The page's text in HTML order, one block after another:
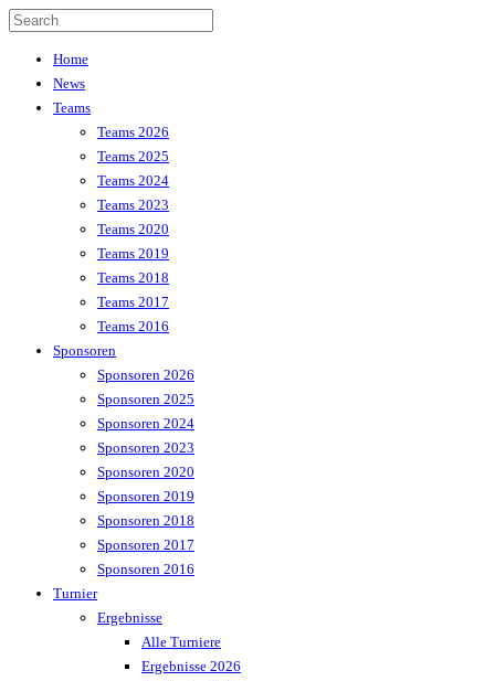
Home
News
Teams
Teams 2026
Teams 2025
Teams 2024
Teams 2023
Teams 2020
Teams 2019
Teams 2018
Teams 2017
Teams 2016
Sponsoren
Sponsoren 2026
Sponsoren 2025
Sponsoren 2024
Sponsoren 2023
Sponsoren 2020
Sponsoren 2019
Sponsoren 2018
Sponsoren 2017
Sponsoren 2016
Turnier
Ergebnisse
Alle Turniere
Ergebnisse 2026